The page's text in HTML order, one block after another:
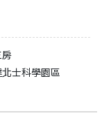
士科學園區